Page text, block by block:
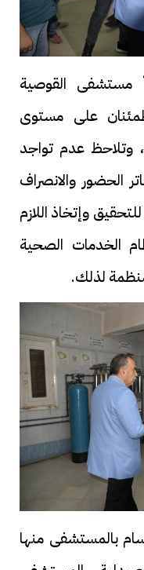
مستشفى القوصية
على مستوى
وتلاحظ عدم تواجد
الحضور والانصراف
للتحقيق وإتخاذ اللازم
الخدمات الصحية
لذلك.
بالمستشفى منها